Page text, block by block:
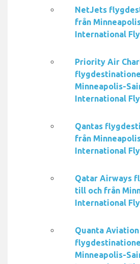
NetJets
från
International
Priority Air
Minneapolis-
International
Qantas
från
International
Qatar Airways
till och från
International
Quanta
Minneapolis-